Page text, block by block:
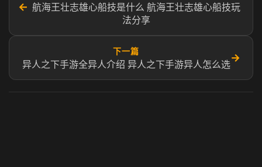
← 航海王壮志雄心船技是什么 航海王壮志雄心船技玩
法分享
下一篇
异人之下手游全异人介绍 异人之下手游异人怎么选
→